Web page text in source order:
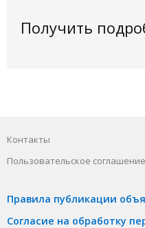
Получить
Контакты
Пользовательское соглашение
Правила публикации
Согласие на обработку